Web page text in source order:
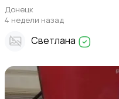
Донецк
4 недели назад
Светлана